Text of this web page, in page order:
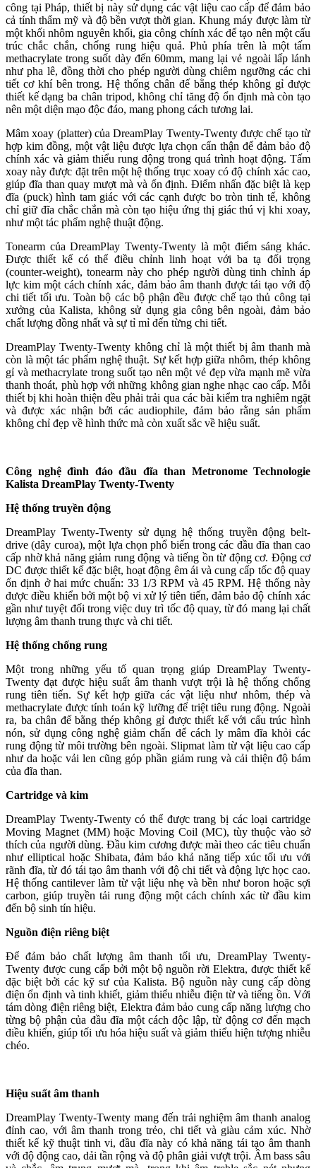
công tại Pháp, thiết bị này sử dụng các vật liệu cao cấp để đảm bảo
cả tính thẩm mỹ và độ bền vượt thời gian. Khung máy được làm từ
một khối nhôm nguyên khối, gia công chính xác để tạo nên một cấu
trúc chắc chắn, chống rung hiệu quả. Phủ phía trên là một tấm
methacrylate trong suốt dày đến 60mm, mang lại vẻ ngoài lấp lánh
như pha lê, đồng thời cho phép người dùng chiêm ngưỡng các chi
tiết cơ khí bên trong. Hệ thống chân đế bằng thép không gỉ được
thiết kế dạng ba chân tripod, không chỉ tăng độ ổn định mà còn tạo
nên một diện mạo độc đáo, mang phong cách tương lai.
Mâm xoay (platter) của DreamPlay Twenty-Twenty được chế tạo từ
hợp kim đồng, một vật liệu được lựa chọn cẩn thận để đảm bảo độ
chính xác và giảm thiểu rung động trong quá trình hoạt động. Tấm
xoay này được đặt trên một hệ thống trục xoay có độ chính xác cao,
giúp đĩa than quay mượt mà và ổn định. Điểm nhấn đặc biệt là kẹp
đĩa (puck) hình tam giác với các cạnh được bo tròn tinh tế, không
chỉ giữ đĩa chắc chắn mà còn tạo hiệu ứng thị giác thú vị khi xoay,
như một tác phẩm nghệ thuật động.
Tonearm của DreamPlay Twenty-Twenty là một điểm sáng khác.
Được thiết kế có thể điều chỉnh linh hoạt với ba tạ đối trọng
(counter-weight), tonearm này cho phép người dùng tinh chỉnh áp
lực kim một cách chính xác, đảm bảo âm thanh được tái tạo với độ
chi tiết tối ưu. Toàn bộ các bộ phận đều được chế tạo thủ công tại
xưởng của Kalista, không sử dụng gia công bên ngoài, đảm bảo
chất lượng đồng nhất và sự tỉ mỉ đến từng chi tiết.
DreamPlay Twenty-Twenty không chỉ là một thiết bị âm thanh mà
còn là một tác phẩm nghệ thuật. Sự kết hợp giữa nhôm, thép không
gỉ và methacrylate trong suốt tạo nên một vẻ đẹp vừa mạnh mẽ vừa
thanh thoát, phù hợp với những không gian nghe nhạc cao cấp. Mỗi
thiết bị khi hoàn thiện đều phải trải qua các bài kiểm tra nghiêm ngặt
và được xác nhận bởi các audiophile, đảm bảo rằng sản phẩm
không chỉ đẹp về hình thức mà còn xuất sắc về hiệu suất.
Công nghệ đình đáo đầu đĩa than Metronome Technologie
Kalista DreamPlay Twenty-Twenty
Hệ thống truyền động
DreamPlay Twenty-Twenty sử dụng hệ thống truyền động belt-
drive (dây curoa), một lựa chọn phổ biến trong các đầu đĩa than cao
cấp nhờ khả năng giảm rung động và tiếng ồn từ động cơ. Động cơ
DC được thiết kế đặc biệt, hoạt động êm ái và cung cấp tốc độ quay
ổn định ở hai mức chuẩn: 33 1/3 RPM và 45 RPM. Hệ thống này
được điều khiển bởi một bộ vi xử lý tiên tiến, đảm bảo độ chính xác
gần như tuyệt đối trong việc duy trì tốc độ quay, từ đó mang lại chất
lượng âm thanh trung thực và chi tiết.
Hệ thống chống rung
Một trong những yếu tố quan trọng giúp DreamPlay Twenty-
Twenty đạt được hiệu suất âm thanh vượt trội là hệ thống chống
rung tiên tiến. Sự kết hợp giữa các vật liệu như nhôm, thép và
methacrylate được tính toán kỹ lưỡng để triệt tiêu rung động. Ngoài
ra, ba chân đế bằng thép không gỉ được thiết kế với cấu trúc hình
nón, sử dụng công nghệ giảm chấn để cách ly mâm đĩa khỏi các
rung động từ môi trường bên ngoài. Slipmat làm từ vật liệu cao cấp
như da hoặc vải len cũng góp phần giảm rung và cải thiện độ bám
của đĩa than.
Cartridge và kim
DreamPlay Twenty-Twenty có thể được trang bị các loại cartridge
Moving Magnet (MM) hoặc Moving Coil (MC), tùy thuộc vào sở
thích của người dùng. Đầu kim cương được mài theo các tiêu chuẩn
như elliptical hoặc Shibata, đảm bảo khả năng tiếp xúc tối ưu với
rãnh đĩa, từ đó tái tạo âm thanh với độ chi tiết và động lực học cao.
Hệ thống cantilever làm từ vật liệu nhẹ và bền như boron hoặc sợi
carbon, giúp truyền tải rung động một cách chính xác từ đầu kim
đến bộ sinh tín hiệu.
Nguồn điện riêng biệt
Để đảm bảo chất lượng âm thanh tối ưu, DreamPlay Twenty-
Twenty được cung cấp bởi một bộ nguồn rời Elektra, được thiết kế
đặc biệt bởi các kỹ sư của Kalista. Bộ nguồn này cung cấp dòng
điện ổn định và tinh khiết, giảm thiểu nhiễu điện từ và tiếng ồn. Với
tám dòng điện riêng biệt, Elektra đảm bảo cung cấp năng lượng cho
từng bộ phận của đầu đĩa một cách độc lập, từ động cơ đến mạch
điều khiển, giúp tối ưu hóa hiệu suất và giảm thiểu hiện tượng nhiễu
chéo.
Hiệu suất âm thanh
DreamPlay Twenty-Twenty mang đến trải nghiệm âm thanh analog
đỉnh cao, với âm thanh trong trẻo, chi tiết và giàu cảm xúc. Nhờ
thiết kế kỹ thuật tinh vi, đầu đĩa này có khả năng tái tạo âm thanh
với độ động cao, dải tần rộng và độ phân giải vượt trội. Âm bass sâu